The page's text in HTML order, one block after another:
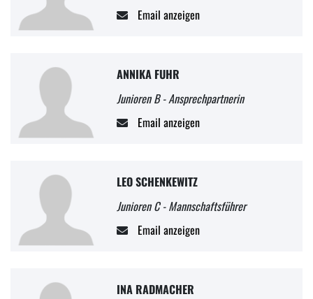
Email anzeigen
ANNIKA FUHR
Junioren B - Ansprechpartnerin
Email anzeigen
LEO SCHENKEWITZ
Junioren C - Mannschaftsführer
Email anzeigen
INA RADMACHER